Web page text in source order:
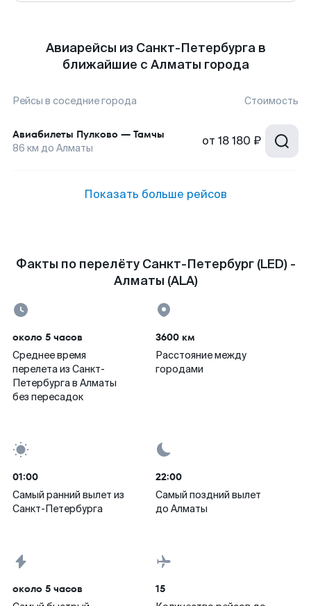
Авиарейсы из Санкт-Петербурга в
ближайшие с Алматы города
Рейсы в соседние города Стоимость
Авиабилеты Пулково — Тамчы
86 км до Алматы от 18 180 ₽
Показать больше рейсов
Факты по перелёту Санкт-Петербург (LED) -
Алматы (ALA)
около 5 часов
Среднее время
перелета из Санкт-
Петербурга в Алматы
без пересадок
3600 км
Расстояние между
городами
01:00
Самый ранний вылет из
Санкт-Петербурга
22:00
Самый поздний вылет
до Алматы
около 5 часов 15